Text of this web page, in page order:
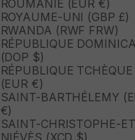
ROUMANIE (EUR €)
ROYAUME-UNI (GBP £)
RWANDA (RWF FRW)
RÉPUBLIQUE
(DOP $)
RÉPUBLIQUE TCHÈQUE
(EUR €)
SAINT-BARTHÉLEMY
€)
SAINT-CHRISTOPHE-